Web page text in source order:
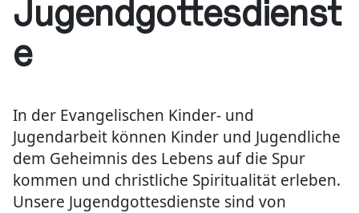
Jugendgottesdienst
e
In der Evangelischen Kinder- und
Jugendarbeit können Kinder und Jugendliche
dem Geheimnis des Lebens auf die Spur
kommen und christliche Spiritualität erleben.
Unsere Jugendgottesdienste sind von